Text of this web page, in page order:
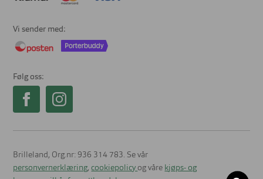
Vi sender med
Følg oss
Brilleland, Org.nr: 936 314 783. Se vår
personvernerklæring,cookiepolicy og våre kjøps- og